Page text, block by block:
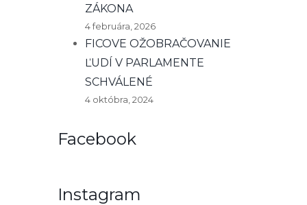
ZÁKONA
4 februára, 2026
FICOVE OŽOBRAČOVANIE
ĽUDÍ V PARLAMENTE
SCHVÁLENÉ
4 októbra, 2024
Facebook
Instagram